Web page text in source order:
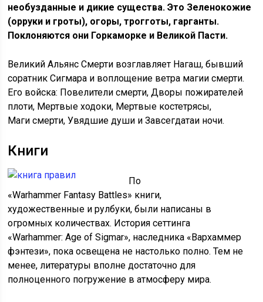
необузданные и дикие существа. Это Зеленокожие
(орруки и гроты), огоры, трогготы, гарганты.
Поклоняются они Горкаморке и Великой Пасти.
Великий Альянс Смерти возглавляет Нагаш, бывший
соратник Сигмара и воплощение ветра магии смерти.
Его войска: Повелители смерти, Дворы пожирателей
плоти, Мертвые ходоки, Мертвые костетрясы,
Маги смерти, Увядшие души и Завсегдатаи ночи.
Книги
По
«Warhammer Fantasy Battles» книги,
художественные и рулбуки, были написаны в
огромных количествах. История сеттинга
«Warhammer: Age of Sigmar», наследника «Вархаммер
фэнтези», пока освещена не настолько полно. Тем не
менее, литературы вполне достаточно для
полноценного погружение в атмосферу мира.